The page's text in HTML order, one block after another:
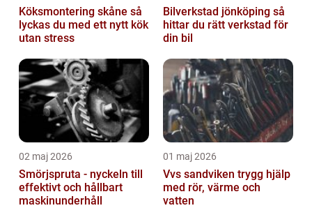
Köksmontering skåne så
lyckas du med ett nytt kök
utan stress
Bilverkstad jönköping så
hittar du rätt verkstad för
din bil
02 maj 2026
Smörjspruta - nyckeln till
effektivt och hållbart
maskinunderhåll
01 maj 2026
Vvs sandviken trygg hjälp
med rör, värme och
vatten